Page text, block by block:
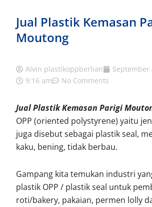
Jual Plastik Kemasan
Moutong
Alvin plastikoppberlian
September
9:16 am
No Comments
Jual Plastik Kemasan Parigi
OPP (oriented polystyrene) yaitu
juga disebut sebagai plastik seal,
kaku, bening, tidak berbau.
Gampang kita temukan industri
plastik OPP / plastik seal untuk
roti/bakery, pakaian, permen lolly